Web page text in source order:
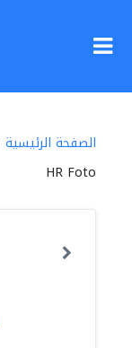
الصفحة الرئيسية
HR Foto